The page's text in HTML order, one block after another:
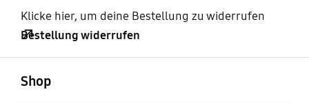
Klicke hier, um deine Bestellung zu widerrufen
Bestellung widerrufen
Shop